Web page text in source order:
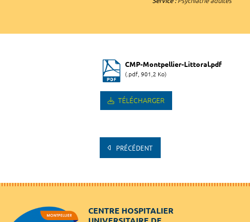
CMP-Montpellier-Littoral.pdf
(.pdf, 901,2 Ko)
TÉLÉCHARGER
PRÉCÉDENT
CENTRE HOSPITALIER